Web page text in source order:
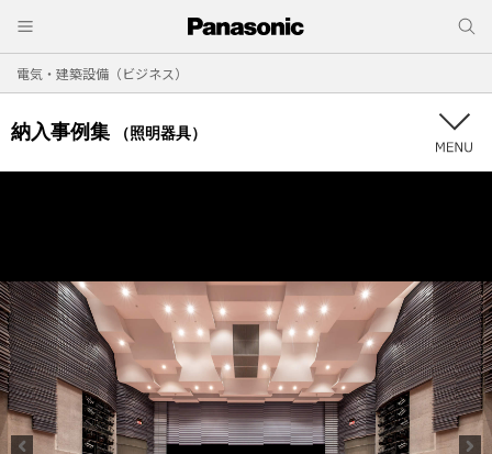
電気・建築設備（ビジネス）
納入事例集 （照明器具）